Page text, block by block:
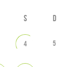
S D
4 5